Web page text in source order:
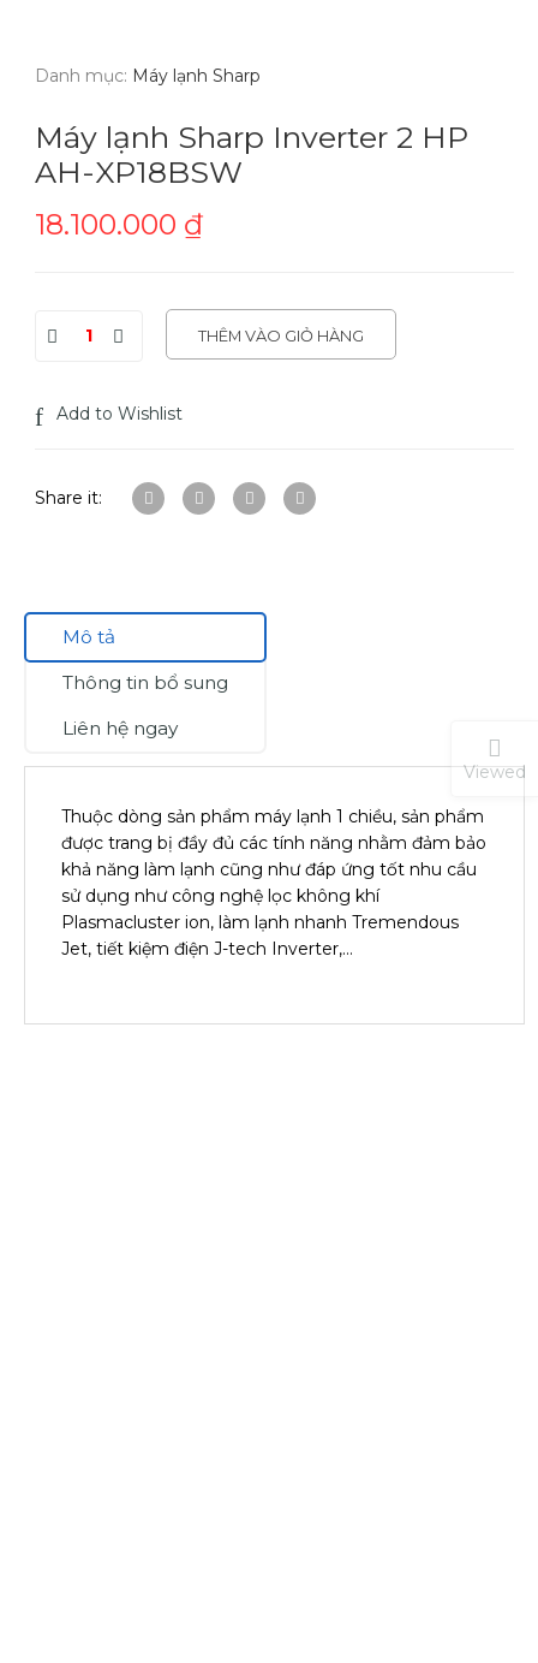
Danh mục: Máy lạnh Sharp
Máy lạnh Sharp Inverter 2 HP
AH-XP18BSW
18.100.000 ₫
THÊM VÀO GIỎ HÀNG
Add to Wishlist
Share it:
Mô tả
Thông tin bổ sung
Liên hệ ngay
Thuộc dòng sản phẩm máy lạnh 1 chiều, sản phẩm
được trang bị đầy đủ các tính năng nhằm đảm bảo
khả năng làm lạnh cũng như đáp ứng tốt nhu cầu
sử dụng như công nghệ lọc không khí
Plasmacluster ion, làm lạnh nhanh Tremendous
Jet, tiết kiệm điện J-tech Inverter,…
Viewed